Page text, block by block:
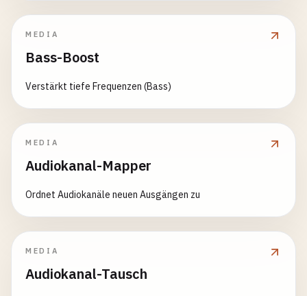
MEDIA
Bass-Boost
Verstärkt tiefe Frequenzen (Bass)
MEDIA
Audiokanal-Mapper
Ordnet Audiokanäle neuen Ausgängen zu
MEDIA
Audiokanal-Tausch